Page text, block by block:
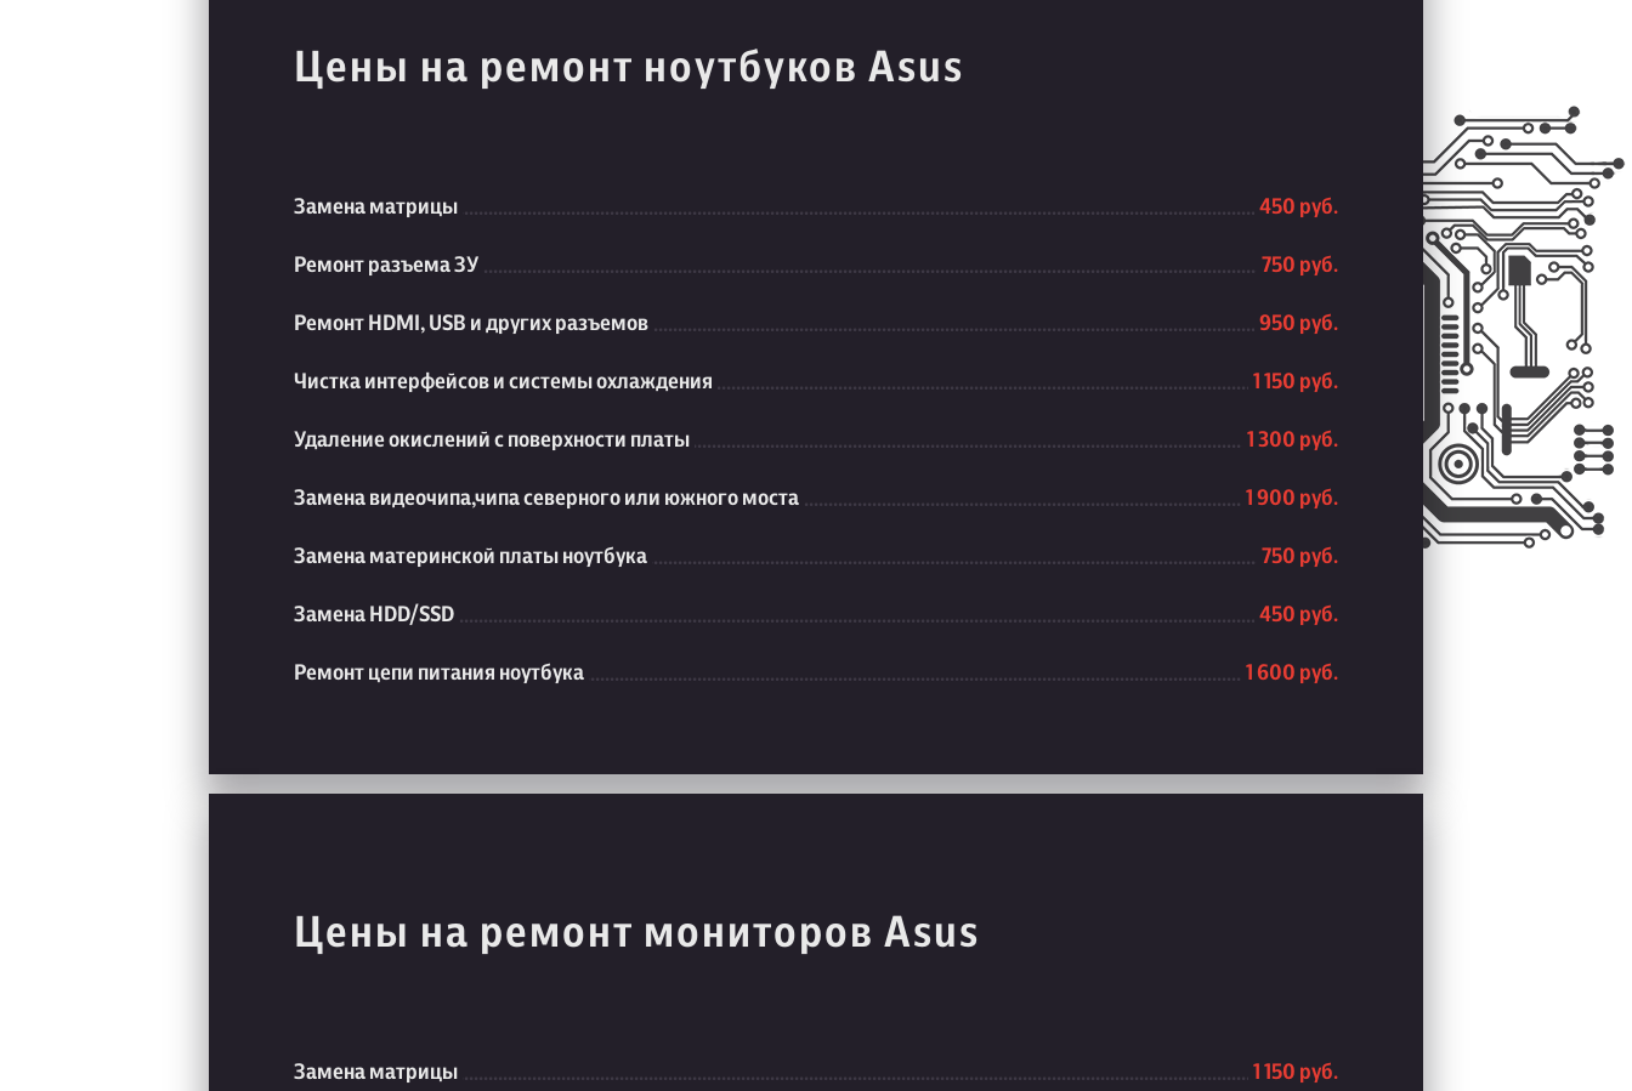
Цены на ремонт ноутбуков Asus
Замена матрицы 450 руб.
Ремонт разъема ЗУ 750 руб.
Ремонт HDMI, USB и других разъемов 950 руб.
Чистка интерфейсов и системы охлаждения 1 150 руб.
Удаление окислений с поверхности платы 1 300 руб.
Замена видеочипа,чипа северного или южного моста 1 900 руб.
Замена материнской платы ноутбука 750 руб.
Замена HDD/SSD 450 руб.
Ремонт цепи питания ноутбука 1 600 руб.
Цены на ремонт мониторов Asus
Замена матрицы 1 150 руб.